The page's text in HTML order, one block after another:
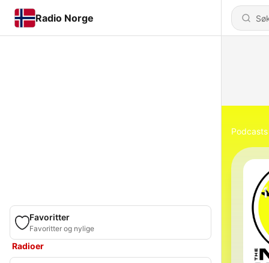
Radio Norge
Favoritter
Favoritter og nylige
Radioer
Podcasts